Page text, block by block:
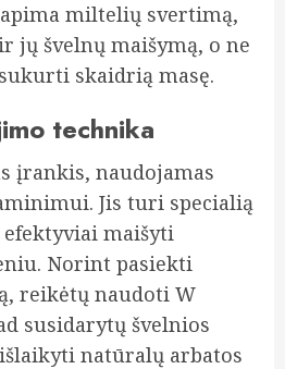
miltelių svertimą,
jų švelnų maišymą, o ne
skaidrią masę.
technika
įrankis, naudojamas
Jis turi specialią
maišyti
Norint pasiekti
reikėtų naudoti W
susidarytų švelnios
natūralų arbatos